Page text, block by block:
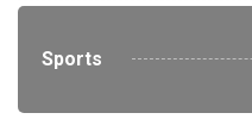
Sports